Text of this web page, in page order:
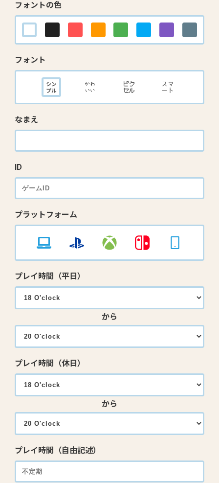
フォントの色
フォント
なまえ
ID
プラットフォーム
プレイ時間（平日）
から
プレイ時間（休日）
から
プレイ時間（自由記述）